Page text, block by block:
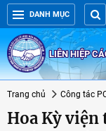
DANH MỤC
LIÊN HIỆP
Trang chủ Công tác
Hoa Kỳ viện